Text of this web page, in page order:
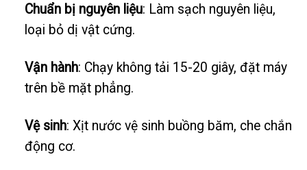
Chuẩn bị nguyên liệu: Làm sạch nguyên liệu,
loại bỏ dị vật cứng.
Vận hành: Chạy không tải 15-20 giây, đặt máy
trên bề mặt phẳng.
Vệ sinh: Xịt nước vệ sinh buồng băm, che chắn
động cơ.